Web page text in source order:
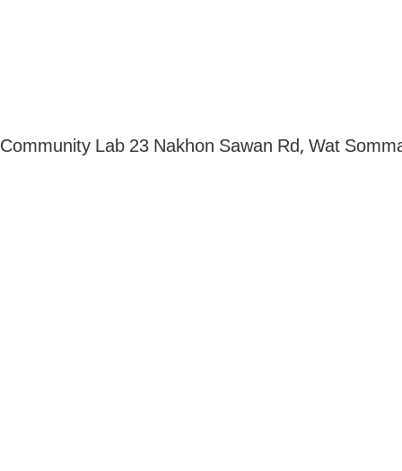
Community Lab 23 Nakhon Sawan Rd, Wat